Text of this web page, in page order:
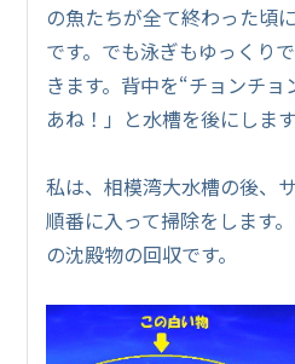
の魚たちが全て終わった頃
です。でも泳ぎもゆっくり
きます。背中を“チョンチ
あね！」と水槽を後にします
私は、相模湾大水槽の後、
順番に入って掃除をします
の沈殿物の回収です。